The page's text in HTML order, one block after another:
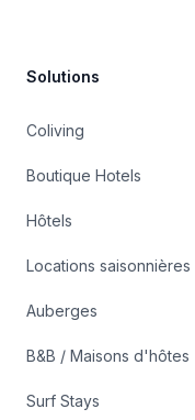
Solutions
Coliving
Boutique Hotels
Hôtels
Locations saisonnières
Auberges
B&B / Maisons d'hôtes
Surf Stays